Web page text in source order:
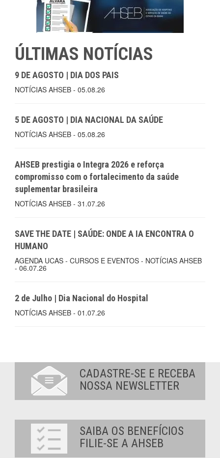
ÚLTIMAS NOTÍCIAS
9 DE AGOSTO | DIA DOS PAIS
NOTÍCIAS AHSEB - 05.08.26
5 DE AGOSTO | DIA NACIONAL DA SAÚDE
NOTÍCIAS AHSEB - 05.08.26
AHSEB prestigia o Integra 2026 e reforça
compromisso com o fortalecimento da saúde
suplementar brasileira
NOTÍCIAS AHSEB - 31.07.26
SAVE THE DATE | SAÚDE: ONDE A IA ENCONTRA O
HUMANO
AGENDA UCAS - CURSOS E EVENTOS - NOTÍCIAS AHSEB
- 06.07.26
2 de Julho | Dia Nacional do Hospital
NOTÍCIAS AHSEB - 01.07.26
CADASTRE-SE E RECEBA
NOSSA NEWSLETTER
SAIBA OS BENEFÍCIOS
FILIE-SE A AHSEB